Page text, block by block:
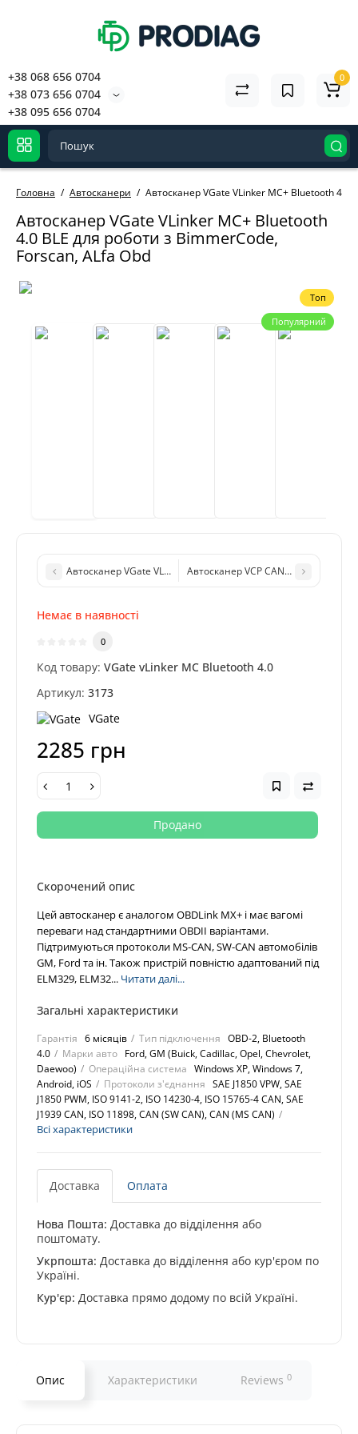
+38 068 656 0704
+38 073 656 0704
+38 095 656 0704
0
Головна Автосканери Автосканер VGate VLinker MC+ Bluetooth 4.0
Автосканер VGate VLinker MC+ Bluetooth
4.0 BLE для роботи з BimmerCode,
Forscan, ALfa Obd
Топ
Популярний
Автосканер VGate VLinker FD Bluetooth 3.0 для роботи із
Автосканер VCP CAN
Немає в наявності
0
Код товару: VGate vLinker MC Bluetooth 4.0
Артикул: 3173
VGate
2285 грн
Продано
Скорочений опис
Цей автосканер є аналогом OBDLink MX+ і має вагомі
переваги над стандартними OBDII варіантами.
Підтримуються протоколи MS-CAN, SW-CAN автомобілів
GM, Ford та ін. Також пристрій повністю адаптований під
ELM329, ELM32... Читати далі...
Загальні характеристики
Гарантія 6 місяців Тип підключення OBD-2, Bluetooth
4.0
Марки авто Ford, GM (Buick, Cadillac, Opel, Chevrolet,
Daewoo)
Операційна система Windows XP, Windows 7,
Android, iOS
Протоколи з'єднання SAE J1850 VPW, SAE
J1850 PWM, ISO 9141-2, ISO 14230-4, ISO 15765-4 CAN, SAE
J1939 CAN, ISO 11898, CAN (SW CAN), CAN (MS CAN)
Всі характеристики
Доставка Оплата
Нова Пошта: Доставка до відділення або
поштомату.
Укрпошта: Доставка до відділення або кур'єром по
Україні.
Кур'єр: Доставка прямо додому по всій Україні.
Опис Характеристики Reviews 0